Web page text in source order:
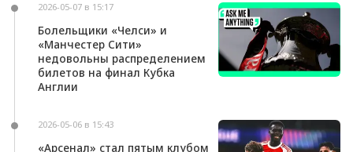
2026-05-07 в 15:17
Болельщики «Челси» и
«Манчестер Сити»
недовольны распределением
билетов на финал Кубка
Англии
2026-05-06 в 15:43
«Арсенал» стал пятым клубом